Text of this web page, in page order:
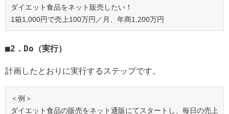
ダイエット食品をネット販売したい！
1箱1,000円で売上100万円／月、年商1,200万円
2．Do（実行）
計画したとおりに実行するステップです。
＜例＞
ダイエット食品の販売をネット通販にてスタートし、毎日の売上